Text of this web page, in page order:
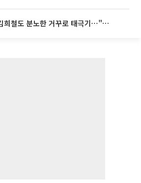
서경덕 교수, 김희철도 분노한 거꾸로 태극기⋯"엉터리는 아냐, 아쉬울 뿐"